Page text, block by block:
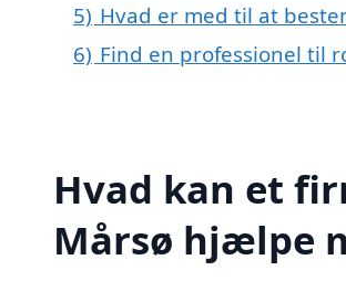
5) Hvad er med til at
6) Find en professionel til
Hvad kan et
Mårsø hjælpe